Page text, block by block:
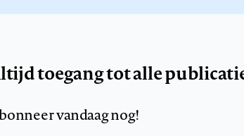
toegang tot alle
vandaag nog!